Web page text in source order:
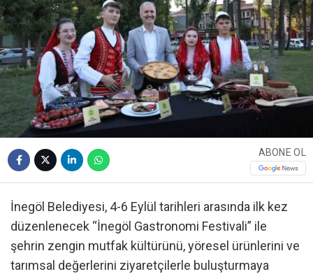
ABONE OL
İnegöl Belediyesi, 4-6 Eylül tarihleri arasında ilk kez
düzenlenecek “İnegöl Gastronomi Festivali” ile
şehrin zengin mutfak kültürünü, yöresel ürünlerini ve
tarımsal değerlerini ziyaretçilerle buluşturmaya